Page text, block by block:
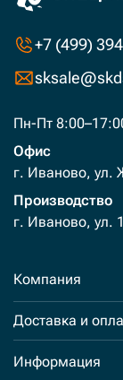
+7 (499)
Пн-Пт
Офис
г. Иваново, ул.
Производство
г. Иваново, ул.
Компания
Доставка и
Информация